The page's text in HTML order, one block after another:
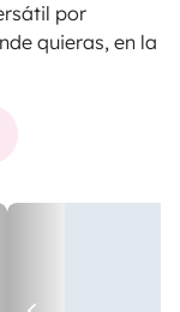
por
quieras, en la